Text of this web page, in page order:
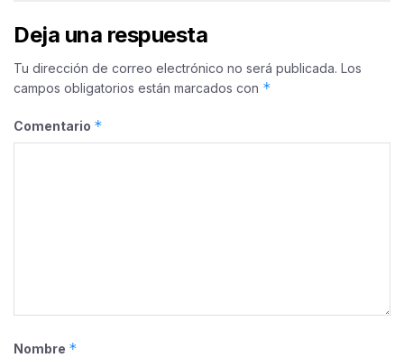
Deja una respuesta
Tu dirección de correo electrónico no será publicada. Los
campos obligatorios están marcados con *
Comentario *
Nombre *